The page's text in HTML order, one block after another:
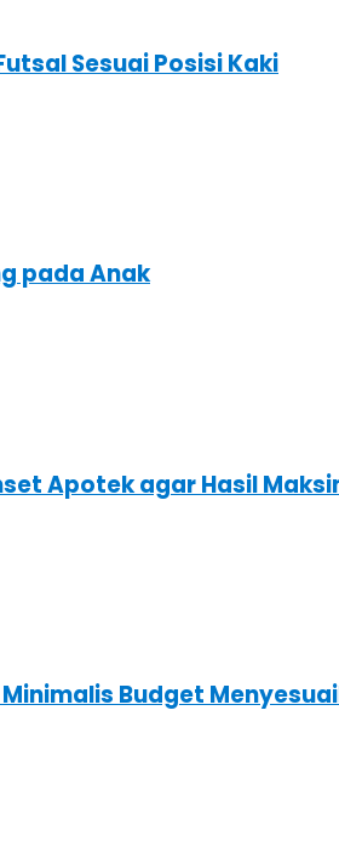
Sesuai Posisi Kaki
pada Anak
Apotek agar Hasil
Budget